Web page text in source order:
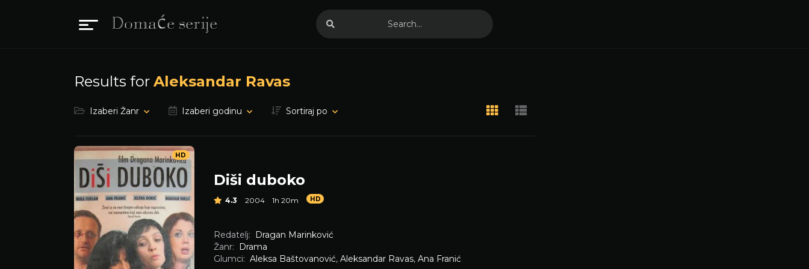
Results for Aleksandar Ravas
Izaberi Žanr Izaberi godinu Sortiraj po
HD
Diši duboko
4.3 2004 1h 20m HD
Redatelj:
Dragan Marinković
Žanr:
Drama
Glumci: Aleksa Baštovanović, Aleksandar Ravas, Ana Franić